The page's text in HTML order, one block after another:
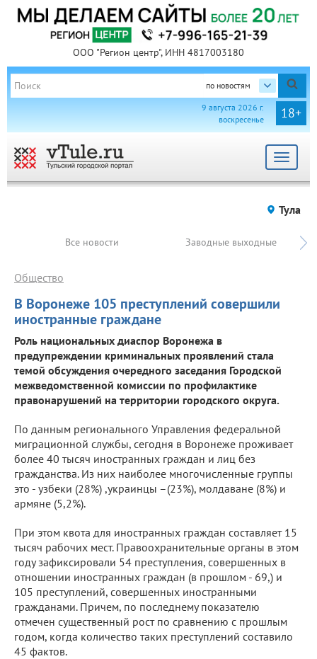
ООО "Регион центр", ИНН 4817003180
по новостям
18+
9 августа 2026 г.
воскресенье
Toggle
Тула
Все новости Заводные выходные
В Воронеже 105 преступлений совершили
иностранные граждане
Общество
Роль национальных диаспор Воронежа в
предупреждении криминальных проявлений стала
темой обсуждения очередного заседания Городской
межведомственной комиссии по профилактике
правонарушений на территории городского округа.
По данным регионального Управления федеральной
миграционной службы, сегодня в Воронеже проживает
более 40 тысяч иностранных граждан и лиц без
гражданства. Из них наиболее многочисленные группы
это - узбеки (28%) ,украинцы –(23%), молдаване (8%) и
армяне (5,2%).
При этом квота для иностранных граждан составляет 15
тысяч рабочих мест. Правоохранительные органы в этом
году зафиксировали 54 преступления, совершенных в
отношении иностранных граждан (в прошлом - 69,) и
105 преступлений, совершенных иностранными
гражданами. Причем, по последнему показателю
отмечен существенный рост по сравнению с прошлым
годом, когда количество таких преступлений составило
45 фактов.